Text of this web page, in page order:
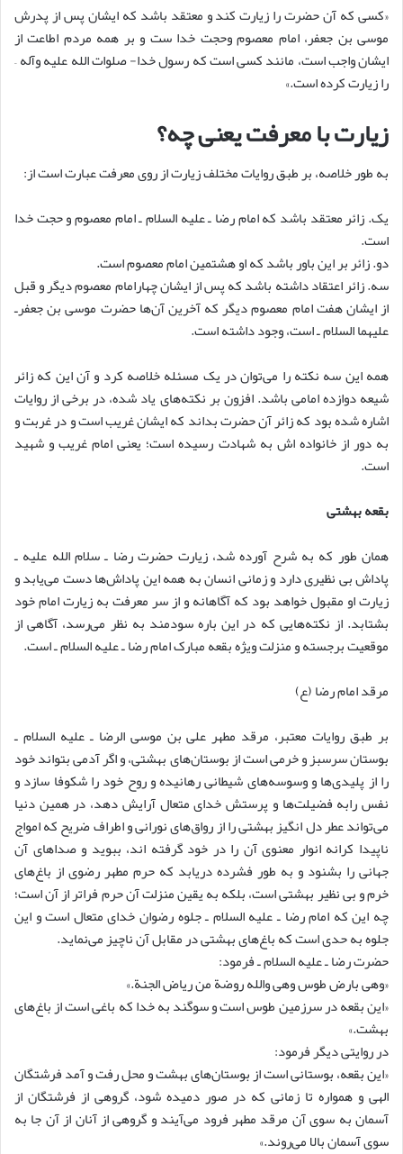
«کسی که آن حضرت را زیارت کند و معتقد باشد که ایشان پس از پدرش
موسی بن جعفر، امام معصوم وحجت خدا ست و بر همه مردم اطاعت از
ایشان واجب است، مانند کسی است که رسول خدا- صلوات الله علیه وآله –
را زیارت کرده است.»
زیارت با معرفت یعنی چه؟
به طور خلاصه، بر طبق روایات مختلف زیارت از روی معرفت عبارت است از:
یک. زائر معتقد باشد که امام رضا ـ علیه السلام ـ امام معصوم و حجت خدا
است.
دو. زائر بر این باور باشد که او هشتمین امام معصوم است.
سه. زائر اعتقاد داشته باشد که پس از ایشان چهارامام معصوم دیگر و قبل
از ایشان هفت امام معصوم دیگر که آخرین آن‌ها حضرت موسی بن جعفرـ
علیهما السلام ـ است، وجود داشته است.
همه این سه نکته را می‌توان در یک مسئله خلاصه کرد و آن این که زائر
شیعه دوازده امامی باشد. افزون بر نکته‌های یاد شده، در برخی از روایات
اشاره شده بود که زائر آن حضرت بداند که ایشان غریب است و در غربت و
به دور از خانواده اش به شهادت رسیده است؛ یعنی امام غریب و شهید
است.
بقعه بهشتی
همان طور که به شرح آورده شد، زیارت حضرت رضا ـ سلام الله علیه ـ
پاداش بی نظیری دارد و زمانی انسان به همه این پاداش‌ها دست می‌یابد و
زیارت او مقبول خواهد بود که آگاهانه و از سر معرفت به زیارت امام خود
بشتابد. از نکته‌هایی که در این باره سودمند به نظر می‌رسد، آگاهی از
موقعیت برجسته و منزلت ویژه بقعه مبارک امام رضا ـ علیه السلام ـ است.
مرقد امام رضا (ع)
بر طبق روایات معتبر، مرقد مطهر علی بن موسی الرضا ـ علیه السلام ـ
بوستان سرسبز و خرمی است از بوستان‌های بهشتی، و اگر آدمی بتواند خود
را از پلیدی‌ها و وسوسه‌های شیطانی رهانیده و روح خود را شکوفا سازد و
نفس رابه فضیلت‌ها و پرستش خدای متعال آرایش دهد، در همین دنیا
می‌تواند عطر دل انگیز بهشتی را از رواق‌های نورانی و اطراف ضریح که امواج
ناپیدا کرانه انوار معنوی آن را در خود گرفته اند، ببوید و صدا‌های آن
جهانی را بشنود و به طور فشرده دریابد که حرم مطهر رضوی از باغ‌های
خرم و بی نظیر بهشتی است، بلکه به یقین منزلت آن حرم فراتر از آن است؛
چه این که امام رضا ـ علیه السلام ـ جلوه رضوان خدای متعال است و این
جلوه به حدی است که باغ‌های بهشتی در مقابل آن ناچیز می‌نماید.
حضرت رضا ـ علیه السلام ـ فرمود:
«وهی بارض طوس وهی والله روضة من ریاض الجنة.»
«این بقعه در سرزمین طوس است و سوگند به خدا که باغی است از باغ‌های
بهشت.»
در روایتی دیگر فرمود:
«این بقعه، بوستانی است از بوستان‌های بهشت و محل رفت و آمد فرشتگان
الهی و همواره تا زمانی که در صور دمیده شود، گروهی از فرشتگان از
آسمان به سوی آن مرقد مطهر فرود می‌آیند و گروهی از آنان از آن جا به
سوی آسمان بالا می‌روند.»